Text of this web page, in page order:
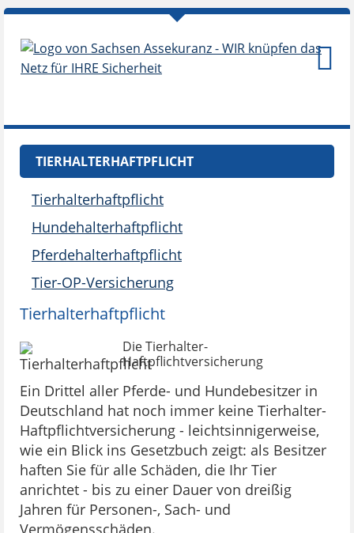
TIERHALTERHAFTPFLICHT
Tierhalterhaftpflicht
Hundehalterhaftpflicht
Pferdehalterhaftpflicht
Tier-OP-Versicherung
Tierhalterhaftpflicht
Die Tierhalter-
Haftpflichtversicherung
Ein Drittel aller Pferde- und Hundebesitzer in
Deutschland hat noch immer keine Tierhalter-
Haftpflichtversicherung - leichtsinnigerweise,
wie ein Blick ins Gesetzbuch zeigt: als Besitzer
haften Sie für alle Schäden, die Ihr Tier
anrichtet - bis zu einer Dauer von dreißig
Jahren für Personen-, Sach- und
Vermögensschäden.